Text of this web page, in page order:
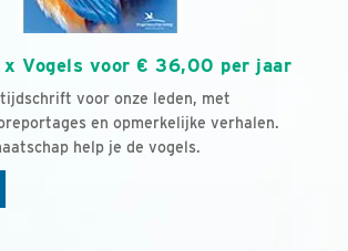
x Vogels voor € 36,00 per jaar
voor onze leden, met
en opmerkelijke verhalen.
help je de vogels.